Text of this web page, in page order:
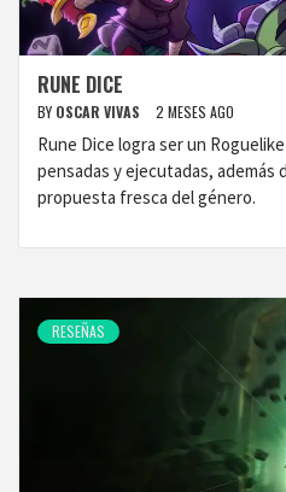
RUNE DICE
BY OSCAR VIVAS 2 MESES AGO
Rune Dice logra ser un
pensadas y ejecutadas, además
propuesta fresca del género.
RESEÑAS